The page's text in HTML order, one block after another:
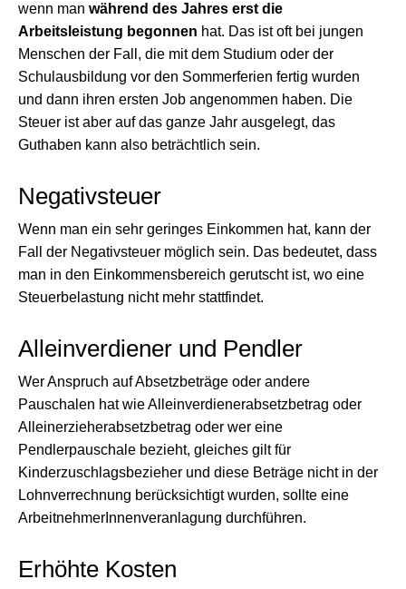
wenn man während des Jahres erst die
Arbeitsleistung begonnen hat. Das ist oft bei jungen
Menschen der Fall, die mit dem Studium oder der
Schulausbildung vor den Sommerferien fertig wurden
und dann ihren ersten Job angenommen haben. Die
Steuer ist aber auf das ganze Jahr ausgelegt, das
Guthaben kann also beträchtlich sein.
Negativsteuer
Wenn man ein sehr geringes Einkommen hat, kann der
Fall der Negativsteuer möglich sein. Das bedeutet, dass
man in den Einkommensbereich gerutscht ist, wo eine
Steuerbelastung nicht mehr stattfindet.
Alleinverdiener und Pendler
Wer Anspruch auf Absetzbeträge oder andere
Pauschalen hat wie Alleinverdienerabsetzbetrag oder
Alleinerzieherabsetzbetrag oder wer eine
Pendlerpauschale bezieht, gleiches gilt für
Kinderzuschlagsbezieher und diese Beträge nicht in der
Lohnverrechnung berücksichtigt wurden, sollte eine
ArbeitnehmerInnenveranlagung durchführen.
Erhöhte Kosten